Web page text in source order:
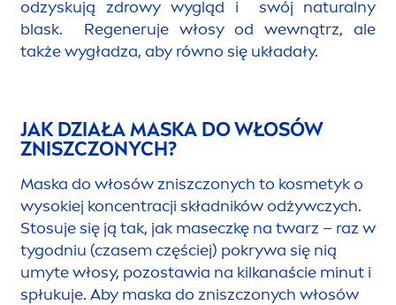
odzyskują zdrowy wygląd i swój naturalny
blask. Regeneruje włosy od wewnątrz, ale
także wygładza, aby równo się układały.
JAK DZIAŁA MASKA DO WŁOSÓW
ZNISZCZONYCH?
Maska do włosów zniszczonych to kosmetyk o
wysokiej koncentracji składników odżywczych.
Stosuje się ją tak, jak maseczkę na twarz – raz w
tygodniu (czasem częściej) pokrywa się nią
umyte włosy, pozostawia na kilkanaście minut i
spłukuje. Aby maska do zniszczonych włosów